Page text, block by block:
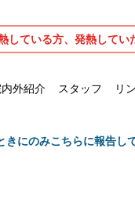
している方、発熱してい
内外紹介 スタッフ リ
にのみこちらに報告し